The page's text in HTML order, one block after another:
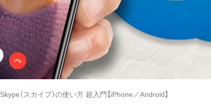
Skype（スカイプ）の使い方 超入門【iPhone／Android】